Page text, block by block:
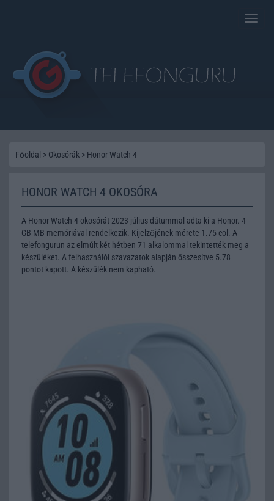
Toggle
Főoldal > Okosórák > Honor Watch 4
HONOR WATCH 4 OKOSÓRA
A Honor Watch 4 okosórát 2023 július dátummal adta ki a Honor. 4
GB MB memóriával rendelkezik. Kijelzőjének mérete 1.75 col. A
telefongurun az elmúlt két hétben 71 alkalommal tekintették meg a
készüléket. A felhasználói szavazatok alapján összesítve 5.78
pontot kapott. A készülék nem kapható.